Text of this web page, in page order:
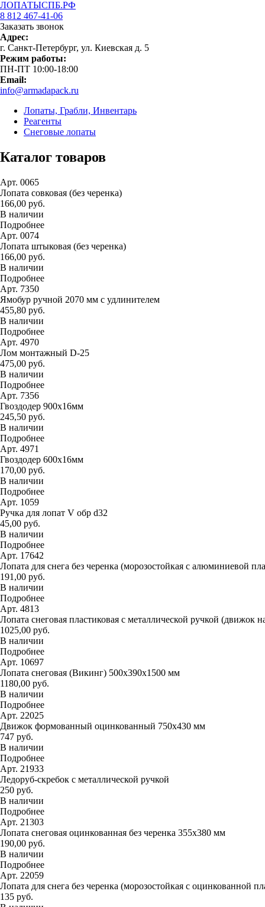
ЛОПАТЫСПБ.РФ
8 812 467-41-06
Заказать звонок
Адрес:
г. Санкт-Петербург, ул. Киевская д. 5
Режим работы:
ПН-ПТ 10:00-18:00
Email:
info@armadapack.ru
Лопаты, Грабли, Инвентарь
Реагенты
Снеговые лопаты
Каталог товаров
Арт. 0065
Лопата совковая (без черенка)
166,00 руб.
В наличии
Подробнее
Арт. 0074
Лопата штыковая (без черенка)
166,00 руб.
В наличии
Подробнее
Арт. 7350
Ямобур ручной 2070 мм с удлинителем
455,80 руб.
В наличии
Подробнее
Арт. 4970
Лом монтажный D-25
475,00 руб.
В наличии
Подробнее
Арт. 7356
Гвоздодер 900х16мм
245,50 руб.
В наличии
Подробнее
Арт. 4971
Гвоздодер 600х16мм
170,00 руб.
В наличии
Подробнее
Арт. 1059
Ручка для лопат V обр d32
45,00 руб.
В наличии
Подробнее
Арт. 17642
Лопата для снега без черенка (морозостойкая с алюминиевой
191,00 руб.
В наличии
Подробнее
Арт. 4813
Лопата снеговая пластиковая с металлической ручкой (движок
1025,00 руб.
В наличии
Подробнее
Арт. 10697
Лопата снеговая (Викинг) 500х390х1500 мм
1180,00 руб.
В наличии
Подробнее
Арт. 22025
Движок формованный оцинкованный 750х430 мм
747 руб.
В наличии
Подробнее
Арт. 21933
Ледоруб-скребок с металлической ручкой
250 руб.
В наличии
Подробнее
Арт. 21303
Лопата снеговая оцинкованная без черенка 355х380 мм
190,00 руб.
В наличии
Подробнее
Арт. 22059
Лопата для снега без черенка (морозостойкая с оцинкованной
135 руб.